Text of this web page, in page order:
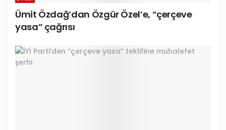
Ümit Özdağ’dan Özgür Özel’e, “çerçeve
yasa” çağrısı